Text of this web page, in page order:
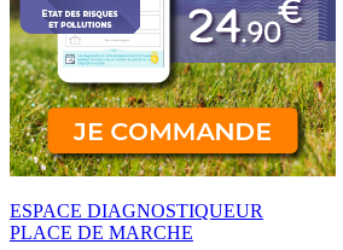
ESPACE DIAGNOSTIQUEUR
PLACE DE MARCHE